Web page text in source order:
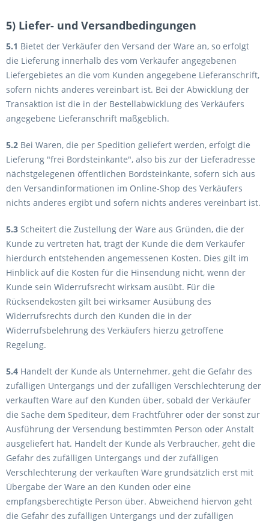
5) Liefer- und Versandbedingungen
5.1 Bietet der Verkäufer den Versand der Ware an, so erfolgt
die Lieferung innerhalb des vom Verkäufer angegebenen
Liefergebietes an die vom Kunden angegebene Lieferanschrift,
sofern nichts anderes vereinbart ist. Bei der Abwicklung der
Transaktion ist die in der Bestellabwicklung des Verkäufers
angegebene Lieferanschrift maßgeblich.
5.2 Bei Waren, die per Spedition geliefert werden, erfolgt die
Lieferung "frei Bordsteinkante", also bis zur der Lieferadresse
nächstgelegenen öffentlichen Bordsteinkante, sofern sich aus
den Versandinformationen im Online-Shop des Verkäufers
nichts anderes ergibt und sofern nichts anderes vereinbart ist.
5.3 Scheitert die Zustellung der Ware aus Gründen, die der
Kunde zu vertreten hat, trägt der Kunde die dem Verkäufer
hierdurch entstehenden angemessenen Kosten. Dies gilt im
Hinblick auf die Kosten für die Hinsendung nicht, wenn der
Kunde sein Widerrufsrecht wirksam ausübt. Für die
Rücksendekosten gilt bei wirksamer Ausübung des
Widerrufsrechts durch den Kunden die in der
Widerrufsbelehrung des Verkäufers hierzu getroffene
Regelung.
5.4 Handelt der Kunde als Unternehmer, geht die Gefahr des
zufälligen Untergangs und der zufälligen Verschlechterung der
verkauften Ware auf den Kunden über, sobald der Verkäufer
die Sache dem Spediteur, dem Frachtführer oder der sonst zur
Ausführung der Versendung bestimmten Person oder Anstalt
ausgeliefert hat. Handelt der Kunde als Verbraucher, geht die
Gefahr des zufälligen Untergangs und der zufälligen
Verschlechterung der verkauften Ware grundsätzlich erst mit
Übergabe der Ware an den Kunden oder eine
empfangsberechtigte Person über. Abweichend hiervon geht
die Gefahr des zufälligen Untergangs und der zufälligen